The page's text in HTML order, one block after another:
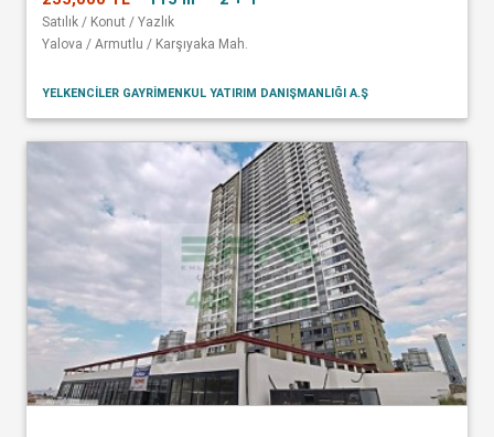
Satılık / Konut / Yazlık
Yalova / Armutlu / Karşıyaka Mah.
YELKENCİLER GAYRİMENKUL YATIRIM DANIŞMANLIĞI A.Ş